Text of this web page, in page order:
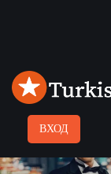
ВХОД